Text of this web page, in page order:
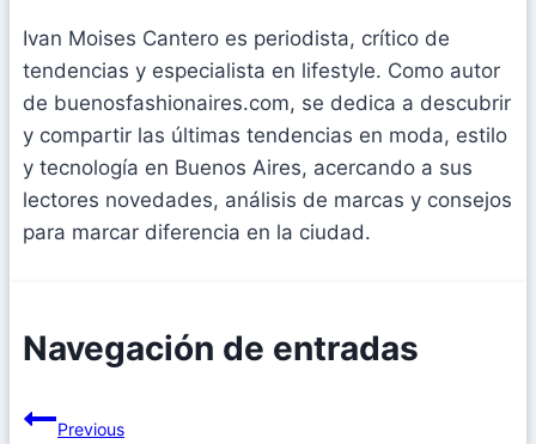
Ivan Moises Cantero es periodista, crítico de
tendencias y especialista en lifestyle. Como autor
de buenosfashionaires.com, se dedica a descubrir
y compartir las últimas tendencias en moda, estilo
y tecnología en Buenos Aires, acercando a sus
lectores novedades, análisis de marcas y consejos
para marcar diferencia en la ciudad.
Navegación de entradas
Previous